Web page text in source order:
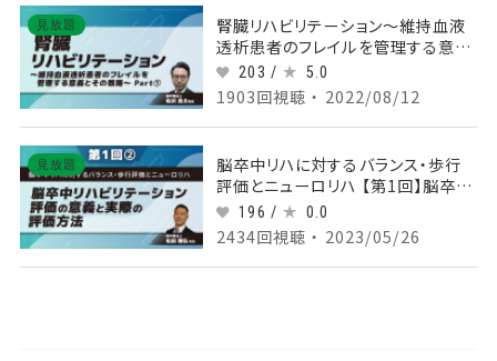
見放題
腎臓リハビリテーション～維持血液
透析患者のフレイルを管理する意義
とその戦略～ Part①フレイル/サ
ルコペニア
203 / 5.0
1903回視聴 ・ 2022/08/12
見放題
脳卒中リハに対するバランス・歩行
評価とニューロリハ 【第1回】脳卒中
リハビリテーション評価の意義と実
際の評価方法 Part②バランス評価
と種類
196 / 0.0
2434回視聴 ・ 2023/05/26